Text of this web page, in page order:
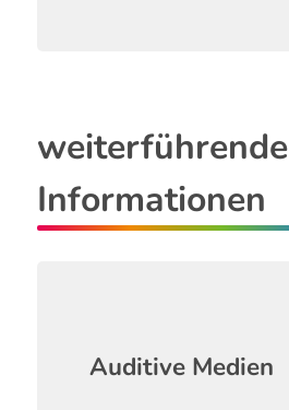
weiterführende
Informationen
Auditive Medien